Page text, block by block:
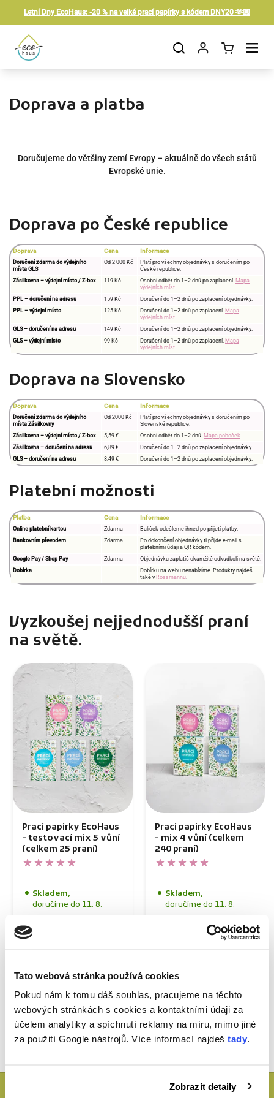
Tato webová stránka používá cookies
Pokud nám k tomu dáš souhlas, pracujeme na těchto
webových stránkách s cookies a kontaktními údaji za
účelem analytiky a spíchnutí reklamy na míru, mimo jiné
za použití Google nástrojů. Více informací najdeš tady.
Zobrazit detaily
Letní Dny EcoHaus: -20 % na velké prací papírky s kódem DNY20 🫶🏼
Otevřít košíkOtevřít nabídku
Doprava a platba
Doručujeme do většiny zemí Evropy – aktuálně do všech států
Evropské unie.
Doprava po České republice
Doprava Cena Informace
Doručení zdarma do výdejního
místa GLS
Od 2 000 Kč
Platí pro všechny objednávky s doručením po
České republice.
Zásilkovna – výdejní místo / Z-box
119 Kč Osobní odběr do 1–2 dnů po zaplacení. Mapa
výdejních míst
PPL – doručení na adresu
159 Kč
Doručení do 1–2 dnů po zaplacení objednávky.
PPL – výdejní místo
125 Kč Doručení do 1–2 dnů po zaplacení. Mapa
výdejních míst
GLS – doručení na adresu
149 Kč
Doručení do 1–2 dnů po zaplacení objednávky.
GLS – výdejní místo
99 Kč Doručení do 1–2 dnů po zaplacení. Mapa
výdejních míst
Doprava na Slovensko
Doprava Cena Informace
Doručení zdarma do výdejního
místa Zásilkovny
Od 2000 Kč
Platí pro všechny objednávky s doručením po
Slovenské republice.
Zásilkovna – výdejní místo / Z-box
5,59 € Osobní odběr do 1–2 dnů. Mapa poboček
Zásilkovna – doručení na adresu
6,89 €
Doručení do 1–2 dnů po zaplacení objednávky.
GLS – doručení na adresu
8,49 € Doručení do 1–2 dnů po zaplacení objednávky.
Platební možnosti
Platba Cena Informace
Online platební kartou Zdarma
Balíček odešleme ihned po přijetí platby.
Bankovním převodem
Zdarma
Po dokončení objednávky ti přijde e-mail s
platebními údaji a QR kódem.
Google Pay / Shop Pay
Zdarma
Objednávku zaplatíš okamžitě odkudkoli na světě.
Dobírka
—
Dobírku na webu nenabízíme. Produkty najdeš
také v Rossmannu.
Vyzkoušej nejjednodušší praní
na světě.
Prací papírky EcoHaus
- testovací mix 5 vůní
(celkem 25 praní)
Skladem,
doručíme do 11. 8.
299,00 Kč
11,96 Kč/praní
Prací papírky EcoHaus
- mix 4 vůní (celkem
240 praní)
Skladem,
doručíme do 11. 8.
1/2